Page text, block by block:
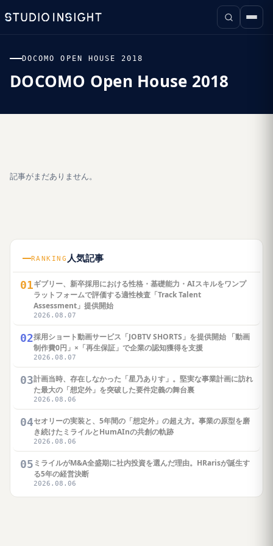
DOCOMO OPEN HOUSE 2018
DOCOMO Open House 2018
記事がまだありません。
RANKING 人気記事
01ギブリー、新卒採用における性格・基礎能力・AIスキルをワンプ
ラットフォームで評価する適性検査「Track Talent
Assessment」提供開始
2026.08.07
02採用ショート動画サービス「JOBTV SHORTS」を提供開始 「動画
制作費0円」×「再生保証」で企業の認知獲得を支援
2026.08.07
03計画当時、存在しなかった「星乃ありす」。堅実な事業計画に訪れ
た最大の「想定外」を突破した要件定義の舞台裏
2026.08.06
04セオリーの実装と、5年間の「想定外」の超え方。事業の原型を磨
き続けたミライルとHumAInの共創の軌跡
2026.08.06
05 ミライルがM&A全盛期に社内投資を選んだ理由。HRarisが誕生す
る5年の経営決断
2026.08.06